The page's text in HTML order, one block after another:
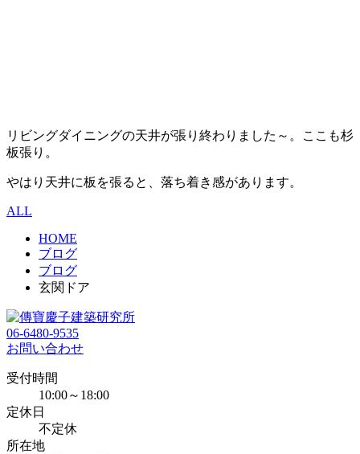
リビングダイニングの天井が張り終わりました～。ここも杉
板張り。
やはり天井に板を張ると、落ち着き感があります。
ALL
HOME
ブログ
ブログ
玄関ドア
06-6480-9535
お問い合わせ
受付時間
10:00～18:00
定休日
不定休
所在地